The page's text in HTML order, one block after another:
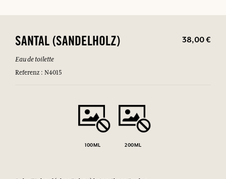
SANTAL (SANDELHOLZ) 38,00 €
Eau de toilette
Referenz : N4015
100ML 200ML